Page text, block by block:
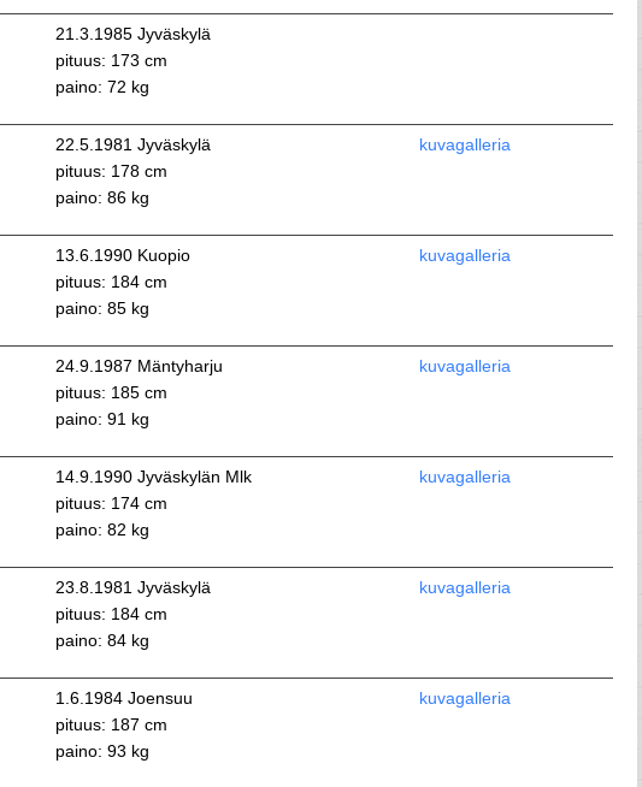
21.3.1985 Jyväskylä
pituus: 173 cm
paino: 72 kg
22.5.1981 Jyväskylä
pituus: 178 cm
paino: 86 kg
kuvagalleria
13.6.1990 Kuopio
pituus: 184 cm
paino: 85 kg
kuvagalleria
24.9.1987 Mäntyharju
pituus: 185 cm
paino: 91 kg
kuvagalleria
14.9.1990 Jyväskylän Mlk
pituus: 174 cm
paino: 82 kg
kuvagalleria
23.8.1981 Jyväskylä
pituus: 184 cm
paino: 84 kg
kuvagalleria
1.6.1984 Joensuu
pituus: 187 cm
paino: 93 kg
kuvagalleria